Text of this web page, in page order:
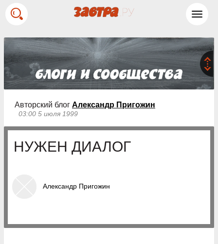
Авторский блог Александр Пригожин
03:00 5 июля 1999
НУЖЕН ДИАЛОГ
Александр Пригожин